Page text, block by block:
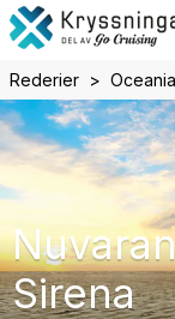
Rederier
Sirena